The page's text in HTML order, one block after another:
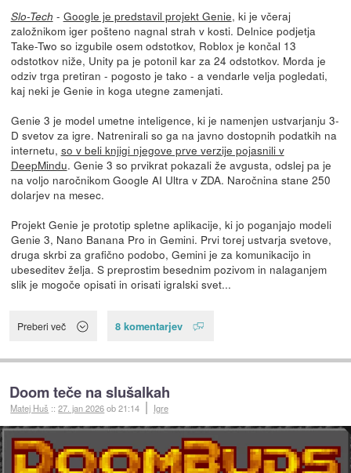
Slo-Tech - Google je predstavil projekt Genie, ki je včeraj
založnikom iger pošteno nagnal strah v kosti. Delnice podjetja
Take-Two so izgubile osem odstotkov, Roblox je končal 13
odstotkov niže, Unity pa je potonil kar za 24 odstotkov. Morda je
odziv trga pretiran - pogosto je tako - a vendarle velja pogledati,
kaj neki je Genie in koga utegne zamenjati.
Genie 3 je model umetne inteligence, ki je namenjen ustvarjanju 3-
D svetov za igre. Natrenirali so ga na javno dostopnih podatkih na
internetu, so v beli knjigi njegove prve verzije pojasnili v
DeepMindu. Genie 3 so prvikrat pokazali že avgusta, odslej pa je
na voljo naročnikom Google AI Ultra v ZDA. Naročnina stane 250
dolarjev na mesec.
Projekt Genie je prototip spletne aplikacije, ki jo poganjajo modeli
Genie 3, Nano Banana Pro in Gemini. Prvi torej ustvarja svetove,
druga skrbi za grafično podobo, Gemini je za komunikacijo in
ubeseditev želja. S preprostim besednim pozivom in nalaganjem
slik je mogoče opisati in orisati igralski svet...
Preberi več 8 komentarjev
Doom teče na slušalkah
Matej Huš ::27. jan 2026ob 21:14 Igre